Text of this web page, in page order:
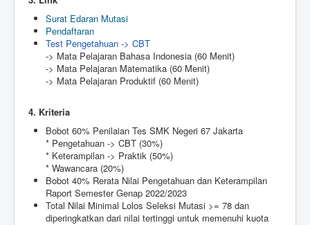
Surat Edaran Mutasi
Pendaftaran
Test Pengetahuan -> CBT
-> Mata Pelajaran Bahasa Indonesia (60 Menit)
-> Mata Pelajaran Matematika (60 Menit)
-> Mata Pelajaran Produktif (60 Menit)
4. Kriteria
Bobot 60% Penilaian Tes SMK Negeri 67 Jakarta
* Pengetahuan -> CBT (30%)
* Keterampilan -> Praktik (50%)
* Wawancara (20%)
Bobot 40% Rerata Nilai Pengetahuan dan Keterampilan
Raport Semester Genap 2022/2023
Total Nilai Minimal Lolos Seleksi Mutasi >= 78 dan
diperingkatkan dari nilai tertinggi untuk memenuhi kuota